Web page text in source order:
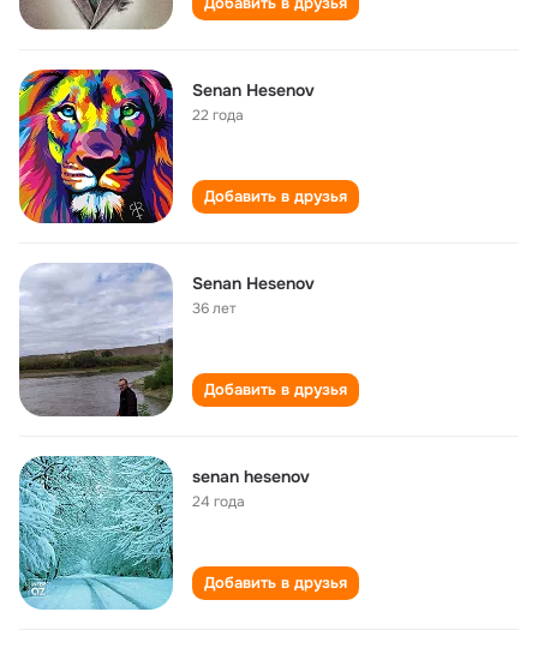
Senan Hesenov
22 года
Добавить в друзья
Senan Hesenov
36 лет
Добавить в друзья
senan hesenov
24 года
Добавить в друзья